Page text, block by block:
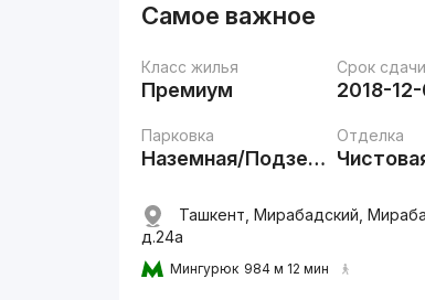
Самое важное
Класс жилья
Премиум
Срок сдачи
2018-12-
Парковка
Наземная/Подземная
Отделка
Ташкент, Мирабадский,
д.24a
Мингурюк 984 м 12 мин